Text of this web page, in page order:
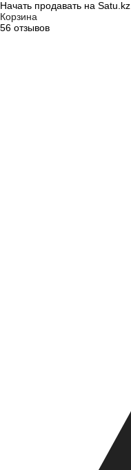
Начать продавать на Satu.kz
Корзина
56 отзывов